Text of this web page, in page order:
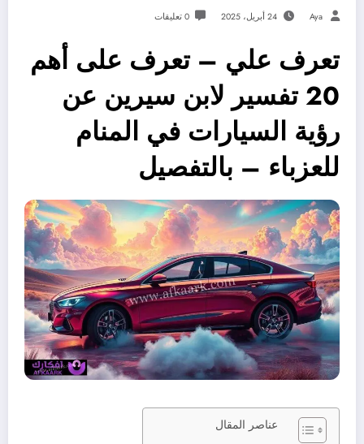
Aya 24 أبريل، 2025 0 تعليقات
تعرف علي – تعرف على أهم
20 تفسير لابن سيرين عن
رؤية السيارات في المنام
للعزباء – بالتفصيل
عناصر المقال